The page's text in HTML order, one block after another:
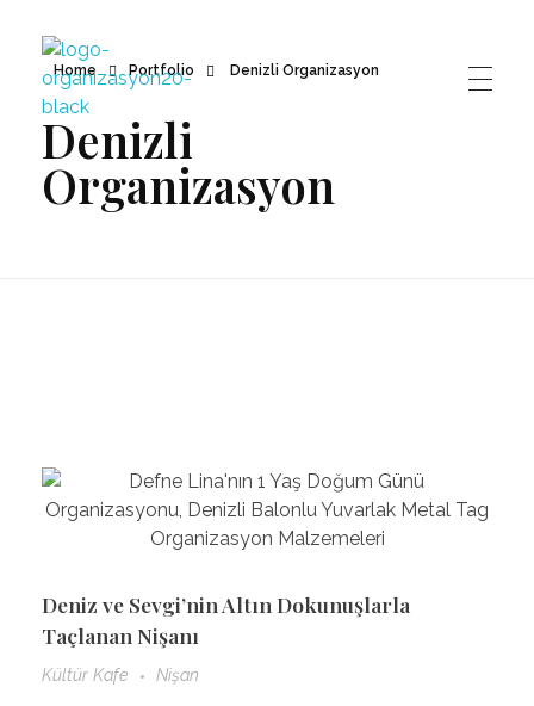
Organizasyon20
Denizli'nin Organizasyon Şirketi
Home Portfolio Denizli Organizasyon
Denizli
Organizasyon
Deniz ve Sevgi’nin Altın Dokunuşlarla
Taçlanan Nişanı
Kültür Kafe Nişan